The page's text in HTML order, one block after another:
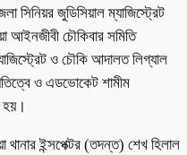
সিনিয়র জুডিসিয়াল ম্যাজিস্ট্রেট
আইনজীবী চৌকিবার সমিতি
ও চৌকি আদালত লিগ্যাল
ও এডভোকেট শামীম
হয়।
ইন্সপেক্টর (তদন্ত) শেখ হিলাল